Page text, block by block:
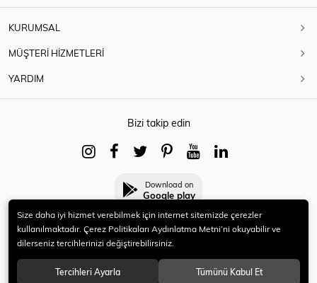
KURUMSAL
MÜŞTERİ HİZMETLERİ
YARDIM
Bizi takip edin
Download on
Google play
© 2021 HERYENİ. Tüm hakları saklıdır.
Size daha iyi hizmet verebilmek için internet sitemizde çerezler
kullanılmaktadır. Çerez Politikaları Aydınlatma Metni’ni okuyabilir ve
dilerseniz tercihlerinizi değiştirebilirsiniz.
Tercihleri Ayarla Tümünü Kabul Et